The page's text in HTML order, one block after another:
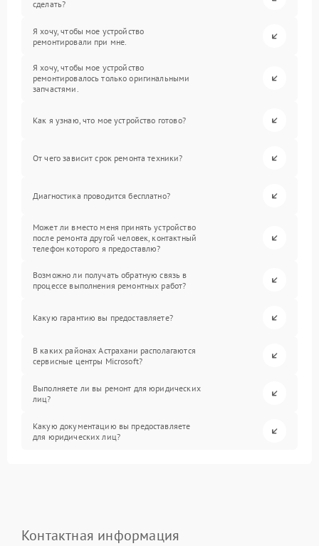
сделать?
Я хочу, чтобы мое устройство
ремонтировали при мне.
Я хочу, чтобы мое устройство
ремонтировалось только оригинальными
запчастями.
Как я узнаю, что мое устройство готово?
От чего зависит срок ремонта техники?
Диагностика проводится бесплатно?
Может ли вместо меня принять устройство
после ремонта другой человек, контактный
телефон которого я предоставлю?
Возможно ли получать обратную связь в
процессе выполнения ремонтных работ?
Какую гарантию вы предоставляете?
В каких районах Астрахани располагаются
сервисные центры Microsoft?
Выполняете ли вы ремонт для юридических
лиц?
Какую документацию вы предоставляете
для юридических лиц?
Контактная информация